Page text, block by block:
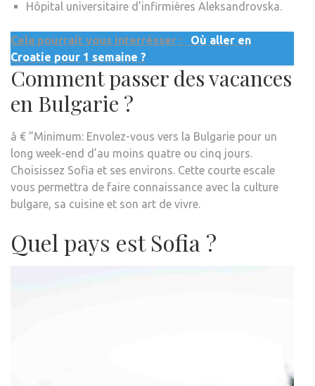
Hôpital universitaire d’infirmières Aleksandrovska.
Cela pourrait vous interrésser :
Où aller en
Croatie pour 1 semaine ?
Comment passer des vacances
en Bulgarie ?
â € ”Minimum: Envolez-vous vers la Bulgarie pour un
long week-end d’au moins quatre ou cinq jours.
Choisissez Sofia et ses environs. Cette courte escale
vous permettra de faire connaissance avec la culture
bulgare, sa cuisine et son art de vivre.
Quel pays est Sofia ?